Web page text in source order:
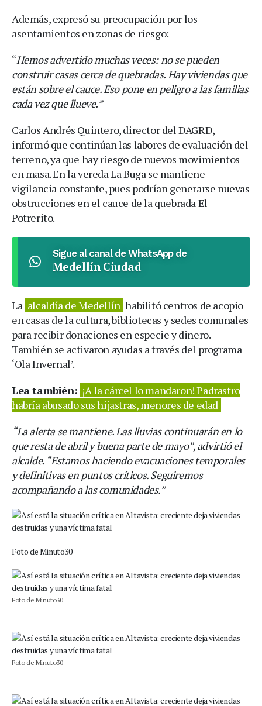
Además, expresó su preocupación por los
asentamientos en zonas de riesgo:
“Hemos advertido muchas veces: no se pueden
construir casas cerca de quebradas. Hay viviendas que
están sobre el cauce. Eso pone en peligro a las familias
cada vez que llueve.”
Carlos Andrés Quintero, director del DAGRD,
informó que continúan las labores de evaluación del
terreno, ya que hay riesgo de nuevos movimientos
en masa. En la vereda La Buga se mantiene
vigilancia constante, pues podrían generarse nuevas
obstrucciones en el cauce de la quebrada El
Potrerito.
Sigue al canal de WhatsApp de
Medellín Ciudad
La alcaldía de Medellín habilitó centros de acopio
en casas de la cultura, bibliotecas y sedes comunales
para recibir donaciones en especie y dinero.
También se activaron ayudas a través del programa
‘Ola Invernal’.
Lea también: ¡A la cárcel lo mandaron! Padrastro
habría abusado sus hijastras, menores de edad
“La alerta se mantiene. Las lluvias continuarán en lo
que resta de abril y buena parte de mayo”, advirtió el
alcalde. “Estamos haciendo evacuaciones temporales
y definitivas en puntos críticos. Seguiremos
acompañando a las comunidades.”
Foto de Minuto30
Foto de Minuto30
Foto de Minuto30